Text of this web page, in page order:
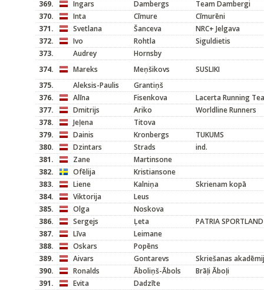
369.
Ingars Dambergs
Team Dambergi
370.
Inta Cīmure
Cīmurēni
371.
Svetlana Šanceva
NRC+ Jelgava
372.
Ivo Rohtla
Siguldietis
373.
Audrey
Hornsby
374.
Mareks Meņšikovs
SUSLIKI
375.
Aleksis-Paulis
Grantiņš
376.
Alīna Fisenkova
Lacerta Running
377.
Dmitrijs Ariko
Worldline Runners
378.
Jeļena
Titova
379.
Dainis Kronbergs
TUKUMS
380.
Dzintars Strads
ind.
381.
Zane
Martinsone
382.
Ofēlija
Kristiansone
383.
Liene Kalniņa
Skrienam kopā
384.
Viktorija
Leus
385.
Olga
Noskova
386.
Sergejs Ļeta
PATRIA SPORTLAND
387.
Līva
Leimane
388.
Oskars
Popēns
389.
Aivars Gontarevs
Skriešanas
390.
Ronalds Āboliņš-Ābols
Brāļi Āboļi
391.
Evita
Dadzīte